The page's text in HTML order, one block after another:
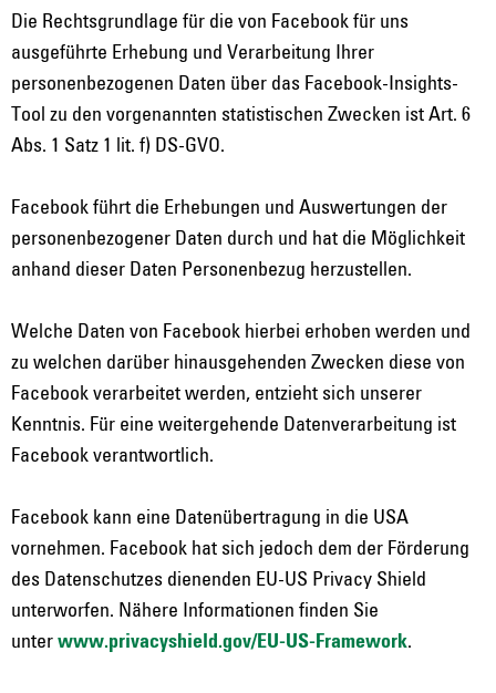
Die Rechtsgrundlage für die von Facebook für uns
ausgeführte Erhebung und Verarbeitung Ihrer
personenbezogenen Daten über das Facebook-Insights-
Tool zu den vorgenannten statistischen Zwecken ist Art. 6
Abs. 1 Satz 1 lit. f) DS-GVO.
Facebook führt die Erhebungen und Auswertungen der
personenbezogener Daten durch und hat die Möglichkeit
anhand dieser Daten Personenbezug herzustellen.
Welche Daten von Facebook hierbei erhoben werden und
zu welchen darüber hinausgehenden Zwecken diese von
Facebook verarbeitet werden, entzieht sich unserer
Kenntnis. Für eine weitergehende Datenverarbeitung ist
Facebook verantwortlich.
Facebook kann eine Datenübertragung in die USA
vornehmen. Facebook hat sich jedoch dem der Förderung
des Datenschutzes dienenden EU-US Privacy Shield
unterworfen. Nähere Informationen finden Sie
unter www.privacyshield.gov/EU-US-Framework.